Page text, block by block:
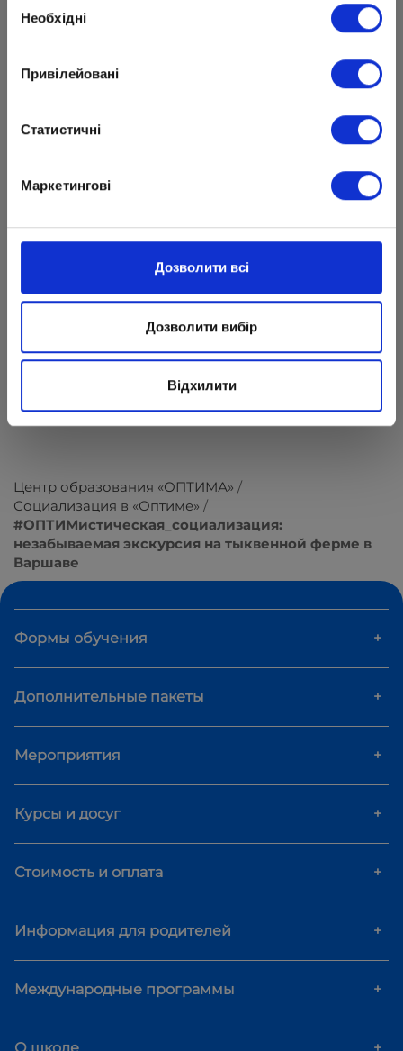
згоди
Необхідні
Привілейовані
Статистичні
Маркетингові
Дозволити всі
Дозволити вибір
Відхилити
Центр образования «ОПТИМА»
Социализация в «Оптиме»
#ОПТИМистическая_социализация:
незабываемая экскурсия на тыквенной ферме в
Варшаве
Формы обучения +
Дополнительные пакеты +
Мероприятия +
Курсы и досуг +
Стоимость и оплата +
Информация для родителей +
Международные программы +
О школе +